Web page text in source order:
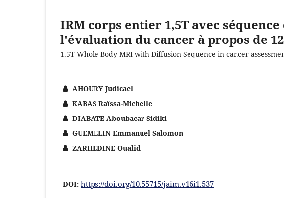
IRM corps entier 1,5T avec
l'évaluation du cancer à propos de
1.5T Whole Body MRI with Diffusion Sequence in cancer
AHOURY Judicael
KABAS Raïssa-Michelle
DIABATE Aboubacar Sidiki
GUEMELIN Emmanuel Salomon
ZARHEDINE Oualid
DOI: https://doi.org/10.55715/jaim.v16i1.537